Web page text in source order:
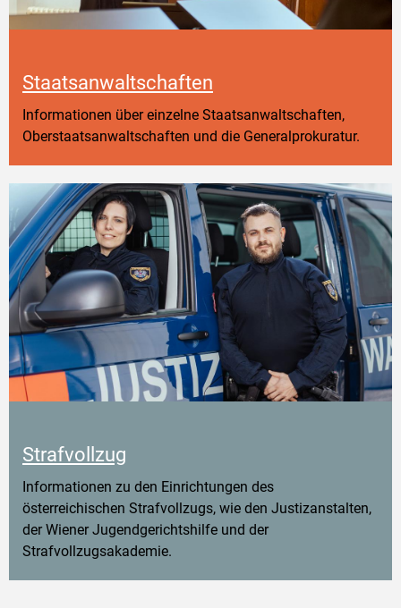
Staatsanwaltschaften
Informationen über einzelne Staatsanwaltschaften,
Oberstaatsanwaltschaften und die Generalprokuratur.
Strafvollzug
Informationen zu den Einrichtungen des
österreichischen Strafvollzugs, wie den Justizanstalten,
der Wiener Jugendgerichtshilfe und der
Strafvollzugsakademie.